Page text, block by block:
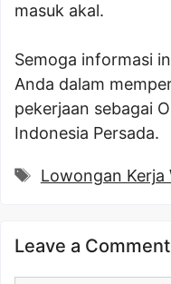
masuk akal.
Semoga informasi
Anda dalam
pekerjaan sebagai
Indonesia Persada.
Tags
Lowongan Kerja
Leave a Comment